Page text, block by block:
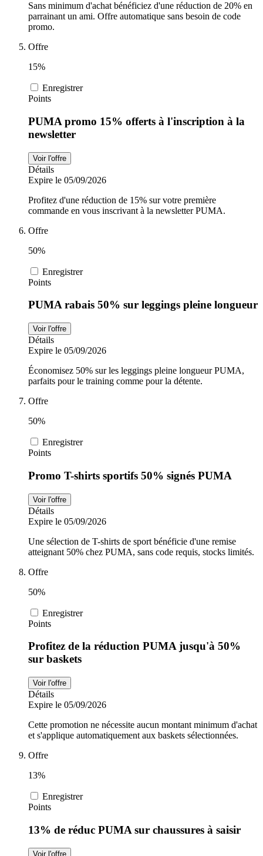
Sans minimum d'achat bénéficiez d'une réduction de 20% en
parrainant un ami. Offre automatique sans besoin de code
promo.
Offre
15%
Enregistrer
Points
PUMA promo 15% offerts à l'inscription à la
newsletter
Voir l'offre
Détails
Expire le 05/09/2026
Profitez d'une réduction de 15% sur votre première
commande en vous inscrivant à la newsletter PUMA.
Offre
50%
Enregistrer
Points
PUMA rabais 50% sur leggings pleine longueur
Voir l'offre
Détails
Expire le 05/09/2026
Économisez 50% sur les leggings pleine longueur PUMA,
parfaits pour le training comme pour la détente.
Offre
50%
Enregistrer
Points
Promo T-shirts sportifs 50% signés PUMA
Voir l'offre
Détails
Expire le 05/09/2026
Une sélection de T-shirts de sport bénéficie d'une remise
atteignant 50% chez PUMA, sans code requis, stocks limités.
Offre
50%
Enregistrer
Points
Profitez de la réduction PUMA jusqu'à 50%
sur baskets
Voir l'offre
Détails
Expire le 05/09/2026
Cette promotion ne nécessite aucun montant minimum d'achat
et s'applique automatiquement aux baskets sélectionnées.
Offre
13%
Enregistrer
Points
13% de réduc PUMA sur chaussures à saisir
Voir l'offre